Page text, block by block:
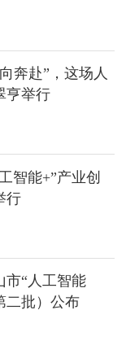
奔赴”，这场人
亨举行
智能+”产业创
行
市“人工智能
二批）公布